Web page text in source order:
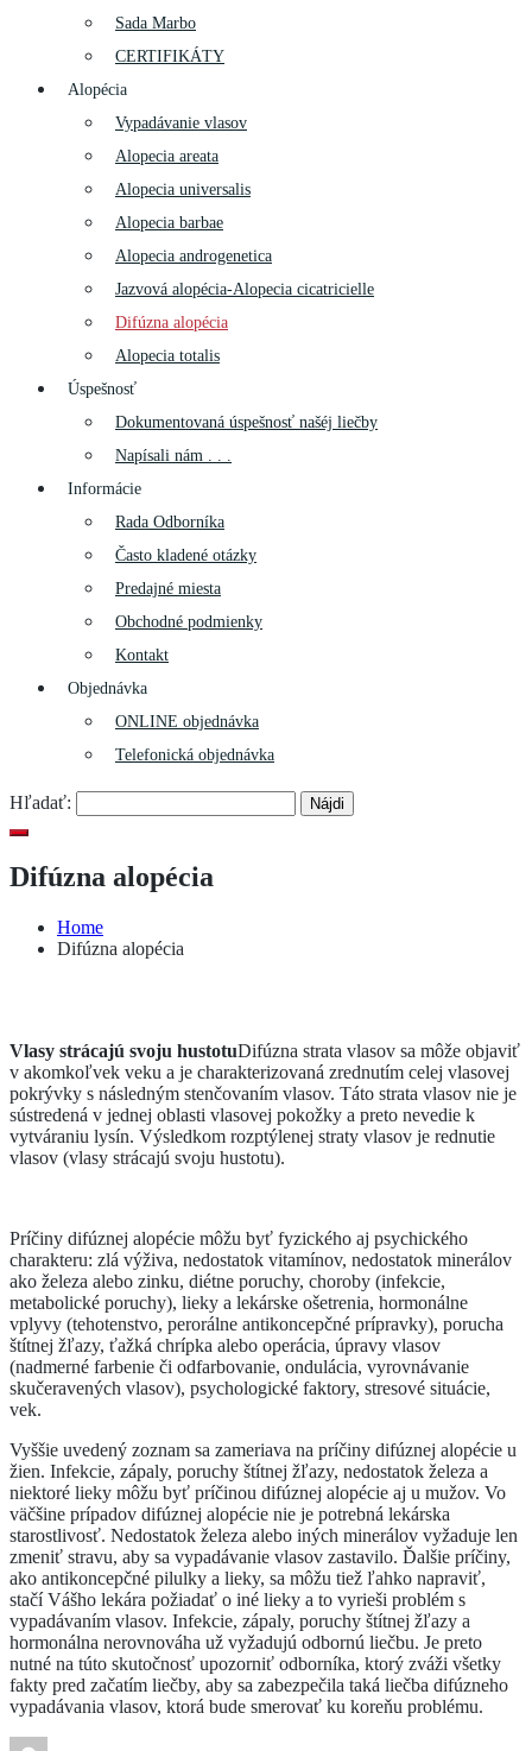
Sada Marbo
CERTIFIKÁTY
Alopécia
Vypadávanie vlasov
Alopecia areata
Alopecia universalis
Alopecia barbae
Alopecia androgenetica
Jazvová alopécia-Alopecia cicatricielle
Difúzna alopécia
Alopecia totalis
Úspešnosť
Dokumentovaná úspešnosť našéj liečby
Napísali nám . . .
Informácie
Rada Odborníka
Často kladené otázky
Predajné miesta
Obchodné podmienky
Kontakt
Objednávka
ONLINE objednávka
Telefonická objednávka
Hľadať:
Difúzna alopécia
Home
Difúzna alopécia
Vlasy strácajú svoju hustotuDifúzna strata vlasov sa môže objaviť
v akomkoľvek veku a je charakterizovaná zrednutím celej vlasovej
pokrývky s následným stenčovaním vlasov. Táto strata vlasov nie je
sústredená v jednej oblasti vlasovej pokožky a preto nevedie k
vytváraniu lysín. Výsledkom rozptýlenej straty vlasov je rednutie
vlasov (vlasy strácajú svoju hustotu).
Príčiny difúznej alopécie môžu byť fyzického aj psychického
charakteru: zlá výživa, nedostatok vitamínov, nedostatok minerálov
ako železa alebo zinku, diétne poruchy, choroby (infekcie,
metabolické poruchy), lieky a lekárske ošetrenia, hormonálne
vplyvy (tehotenstvo, perorálne antikoncepčné prípravky), porucha
štítnej žľazy, ťažká chrípka alebo operácia, úpravy vlasov
(nadmerné farbenie či odfarbovanie, ondulácia, vyrovnávanie
skučeravených vlasov), psychologické faktory, stresové situácie,
vek.
Vyššie uvedený zoznam sa zameriava na príčiny difúznej alopécie u
žien. Infekcie, zápaly, poruchy štítnej žľazy, nedostatok železa a
niektoré lieky môžu byť príčinou difúznej alopécie aj u mužov. Vo
väčšine prípadov difúznej alopécie nie je potrebná lekárska
starostlivosť. Nedostatok železa alebo iných minerálov vyžaduje len
zmeniť stravu, aby sa vypadávanie vlasov zastavilo. Ďalšie príčiny,
ako antikoncepčné pilulky a lieky, sa môžu tiež ľahko napraviť,
stačí Vášho lekára požiadať o iné lieky a to vyrieši problém s
vypadávaním vlasov. Infekcie, zápaly, poruchy štítnej žľazy a
hormonálna nerovnováha už vyžadujú odbornú liečbu. Je preto
nutné na túto skutočnosť upozorniť odborníka, ktorý zváži všetky
fakty pred začatím liečby, aby sa zabezpečila taká liečba difúzneho
vypadávania vlasov, ktorá bude smerovať ku koreňu problému.